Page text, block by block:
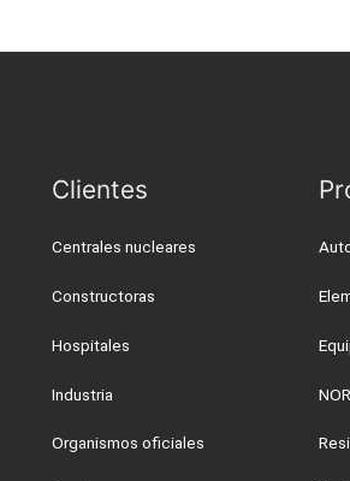
Clientes
Centrales nucleares
Constructoras
Hospitales
Industria
Organismos oficiales